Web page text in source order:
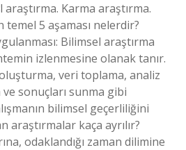
Karma araştırma.
temel 5 aşaması nelerdir?
Bilimsel araştırma
izlenmesine olanak tanır.
veri toplama, analiz
sonuçları sunma gibi
bilimsel geçerliliğini
araştırmalar kaça ayrılır?
odaklandığı zaman dilimine